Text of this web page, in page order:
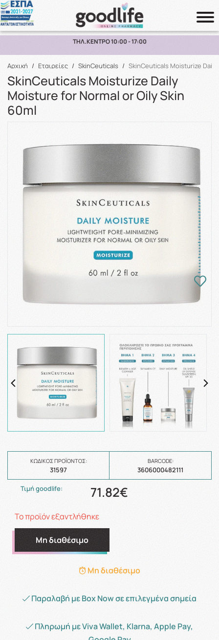
Αναζήτηση
ΠΑΡΑΛΑΒΗ ΑΠΟ ΤΟ ΚΑΤΑΣΤΗΜΑ ΑΝΩ ΤΩΝ 10€
Αρχική / Εταιρείες / SkinCeuticals / SkinCeuticals Moisturize
SkinCeuticals Moisturize Daily
Moisture for Normal or Oily Skin
60ml
ΚΩΔΙΚΌΣ ΠΡΟΪΌΝΤΟΣ:
31597
BARCODE:
3606000482111
Τιμή goodlife: 71.82€
Το προϊόν εξαντλήθηκε
Μη διαθέσιμο
Μη διαθέσιμο
Παραλαβή με Box Now σε επιλεγμένα σημεία
Πληρωμή με Viva Wallet, Klarna, Apple Pay,